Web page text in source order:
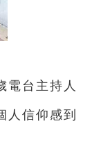
電台主持人
人信仰感到